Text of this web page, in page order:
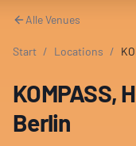
Alle Venues
Start / Locations /
KOMPASS,
Berlin